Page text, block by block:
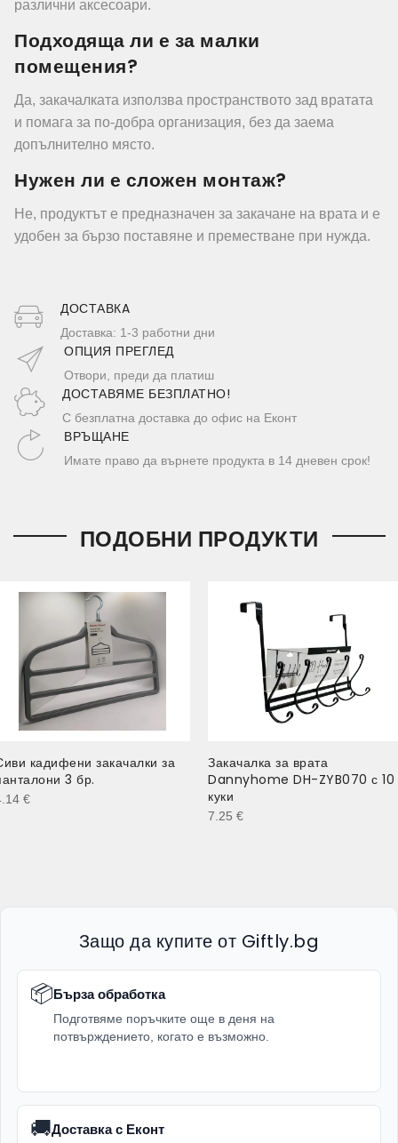
различни аксесоари.
Подходяща ли е за малки
помещения?
Да, закачалката използва пространството зад вратата
и помага за по-добра организация, без да заема
допълнително място.
Нужен ли е сложен монтаж?
Не, продуктът е предназначен за закачане на врата и е
удобен за бързо поставяне и преместване при нужда.
ДОСТАВКA
Доставка: 1-3 работни дни
ОПЦИЯ ПРЕГЛЕД
Отвори, преди да платиш
ДОСТАВЯМЕ БЕЗПЛАТНО!
С безплатна доставка до офис на Еконт
ВРЪЩАНЕ
Имате право да върнете продукта в 14 дневен срок!
ПОДОБНИ ПРОДУКТИ
кадифени закачалки за
3 бр.
€
Закачалка за врата
Dannyhome DH-ZYB070 с 10
куки
7.25 €
Защо да купите от Giftly.bg
📦Бърза обработка
Подготвяме поръчките още в деня на
потвърждението, когато е възможно.
🚚Доставка с Еконт